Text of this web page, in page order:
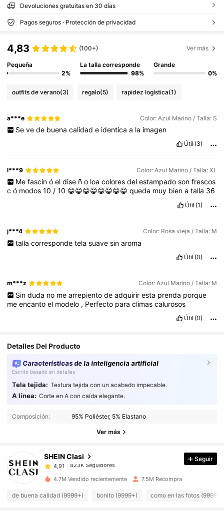
Devoluciones gratuitas en 30 días
Pagos seguros · Protección de privacidad
4,83 (100+) Ver más
Pequeña
2%
La talla corresponde
98%
Grande
0%
outfits de verano(3) regalo(5) rapidez logística(1)
a***e Color: Azul Marino / Talla: S
Se ve de buena calidad e identica a la imagen
Útil (3)
l***9 Color: Azul Marino / Talla: XL
Me fascin ó el dise ñ o loa colores del estampado son frescos
có modos10/10 😁😁😁😁😁😁😁😁queda muy bienatalla 36
Útil (1)
j***4 Color: Rosa vieja / Talla: M
talla corresponde tela suave sin aroma
Útil (0)
m***z Color: Azul Marino / Talla: M
Sin duda no me arrepiento de adquirir esta prenda porque
meencantoel modelo , Perfecto paraclimascalurosos
Útil (0)
Detalles Del Producto
Características de la inteligencia artificial
Escrito basado en detalles
Tela tejida: Textura tejida con un acabado impecable.
A línea: Corte en A con caída elegante.
Composición: 95% Poliéster, 5% Elastano
Ver más
SHEIN Clasi
4,91 823K Seguidores
823K Seguidores
4,91
823K Seguidores
a***0
pagóHace 1 día
g***i seguido Hace 1 horas
4,91
Seguir
4.7M Vendido recientemente 7.5M Recompra
de buena calidad (9999+) bonito (9999+) como en las fotos (9999+)